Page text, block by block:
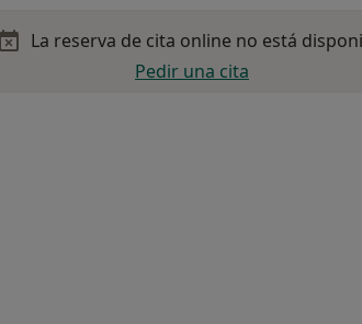
La reserva de cita online no está
Pedir una cita